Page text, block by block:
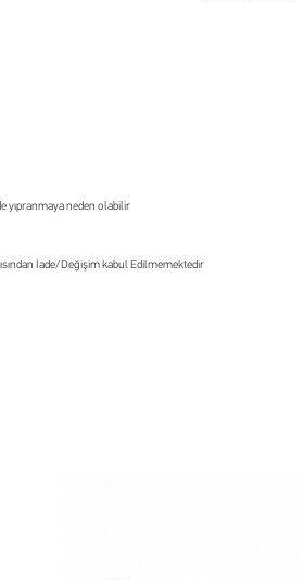
yıpranmaya neden olabilir
İade/Değişim kabul Edilmemektedir